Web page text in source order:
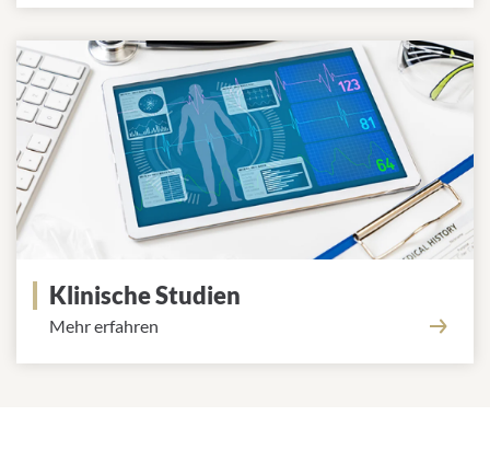
Klinische Studien
Mehr erfahren